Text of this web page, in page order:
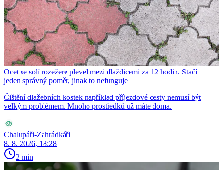
Ocet se solí rozežere plevel mezi dlaždicemi za 12 hodin. Stačí
jeden správný poměr, jinak to nefunguje
Čištění dlažebních kostek například příjezdové cesty nemusí být
velkým problémem. Mnoho prostředků už máte doma.
Chalupáři-Zahrádkáři
8. 8. 2026, 18:28
2 min